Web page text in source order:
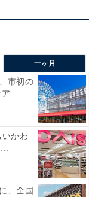
？
ような口コミが
庭の生垣の手
一ヶ月
市初の
...
いかわ
、全国